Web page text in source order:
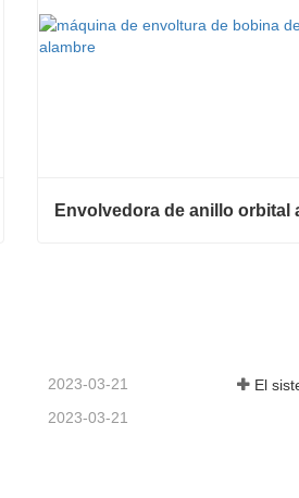
2023-03-21
2023-03-21